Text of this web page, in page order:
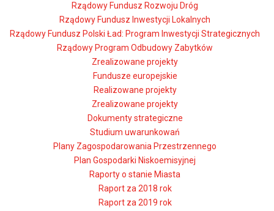
Rządowy Fundusz Rozwoju Dróg
Rządowy Fundusz Inwestycji Lokalnych
Rządowy Fundusz Polski Ład: Program Inwestycji Strategicznych
Rządowy Program Odbudowy Zabytków
Zrealizowane projekty
Fundusze europejskie
Realizowane projekty
Zrealizowane projekty
Dokumenty strategiczne
Studium uwarunkowań
Plany Zagospodarowania Przestrzennego
Plan Gospodarki Niskoemisyjnej
Raporty o stanie Miasta
Raport za 2018 rok
Raport za 2019 rok